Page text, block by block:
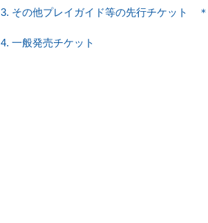
3. その他プレイガイド等の先行チケット　
4. 一般発売チケット